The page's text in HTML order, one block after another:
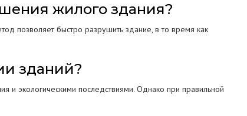
жилого здания?
позволяет быстро разрушить здание, в то время как
зданий?
и экологическими последствиями. Однако при правильной